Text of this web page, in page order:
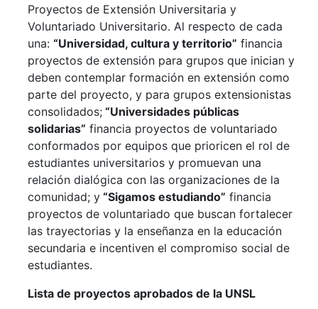
Proyectos de Extensión Universitaria y
Voluntariado Universitario. Al respecto de cada
una: “Universidad, cultura y territorio” financia
proyectos de extensión para grupos que inician y
deben contemplar formación en extensión como
parte del proyecto, y para grupos extensionistas
consolidados; “Universidades públicas
solidarias” financia proyectos de voluntariado
conformados por equipos que prioricen el rol de
estudiantes universitarios y promuevan una
relación dialógica con las organizaciones de la
comunidad; y “Sigamos estudiando” financia
proyectos de voluntariado que buscan fortalecer
las trayectorias y la enseñanza en la educación
secundaria e incentiven el compromiso social de
estudiantes.
Lista de proyectos aprobados de la UNSL